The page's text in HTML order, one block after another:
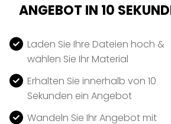
ANGEBOT IN 10
Laden Sie Ihre Dateien hoch &
wählen Sie Ihr Material
Erhalten Sie innerhalb von 10
Sekunden ein Angebot
Wandeln Sie Ihr Angebot mit